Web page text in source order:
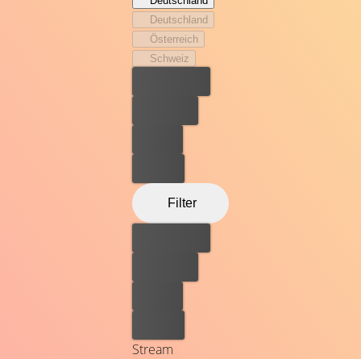
Hauses ein illegales Casino einzurichten.
Deutschland
Österreich
Schweiz
Filter
Stream